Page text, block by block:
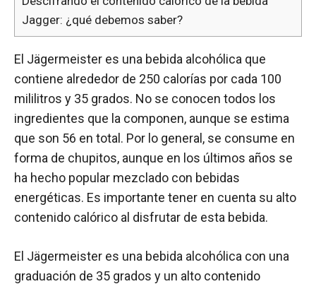
Jagger: ¿qué debemos saber?
El Jägermeister es una bebida alcohólica que
contiene alrededor de 250 calorías por cada 100
mililitros y 35 grados. No se conocen todos los
ingredientes que la componen, aunque se estima
que son 56 en total. Por lo general, se consume en
forma de chupitos, aunque en los últimos años se
ha hecho popular mezclado con bebidas
energéticas. Es importante tener en cuenta su alto
contenido calórico al disfrutar de esta bebida.
El Jägermeister es una bebida alcohólica con una
graduación de 35 grados y un alto contenido